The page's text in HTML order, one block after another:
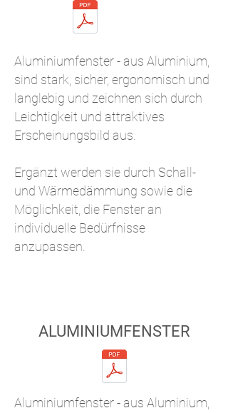
Aluminiumfenster - aus Aluminium,
sind stark, sicher, ergonomisch und
langlebig und zeichnen sich durch
Leichtigkeit und attraktives
Erscheinungsbild aus.
Ergänzt werden sie durch Schall-
und Wärmedämmung sowie die
Möglichkeit, die Fenster an
individuelle Bedürfnisse
anzupassen.
ALUMINIUMFENSTER
Aluminiumfenster - aus Aluminium,